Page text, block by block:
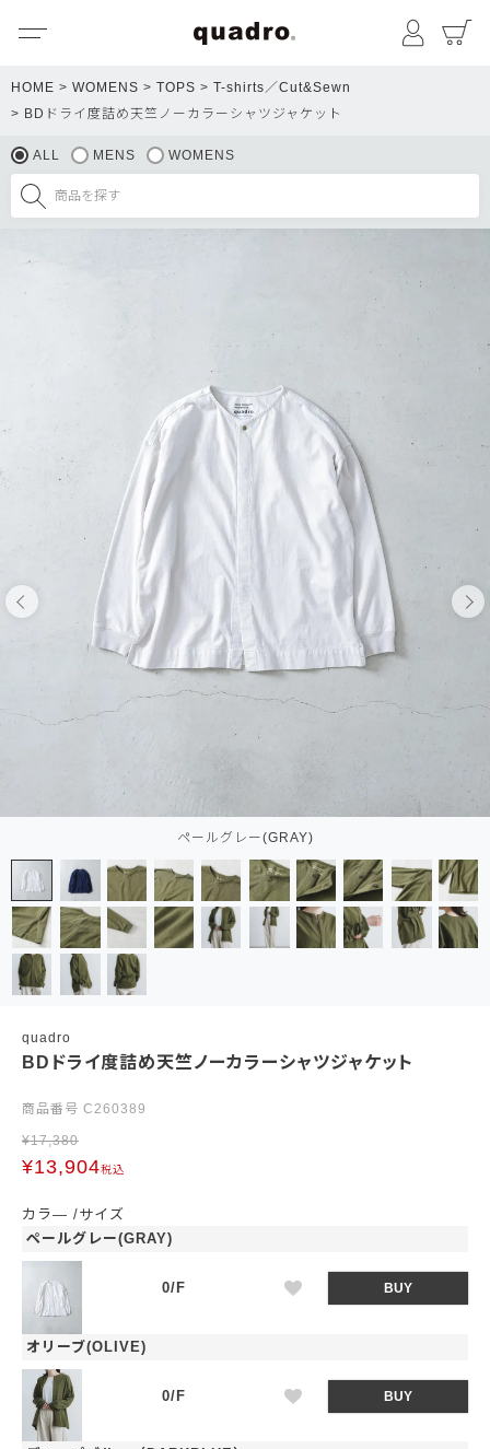
マイペ
HOME WOMENS TOPS
T-shirts／Cut&Sewn
BDドライ度詰め天竺ノーカラーシャツジャケット
ALL MENS WOMENS
ペールグレー(GRAY)
quadro
BDドライ度詰め天竺ノーカラーシャツジャケット
商品番号 C260389
¥17,380
¥13,904税込
カラ―
サイズ
ペールグレー(GRAY)
0/F BUY
オリーブ(OLIVE)
0/F BUY